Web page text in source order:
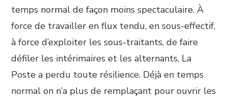
temps normal de façon moins spectaculaire. À
force de travailler en flux tendu, en sous-effectif,
à force d’exploiter les sous-traitants, de faire
défiler les intérimaires et les alternants, La
Poste a perdu toute résilience. Déjà en temps
normal on n’a plus de remplaçant pour ouvrir les